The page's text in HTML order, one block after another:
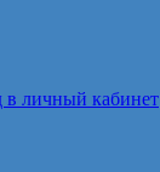
в личный кабинет